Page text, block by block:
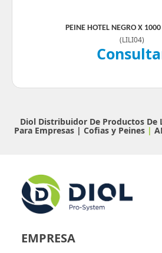
PEINE HOTEL NEGRO X
(LILI04)
Diol Distribuidor De Productos De
Para Empresas | Cofias y Peines |
EMPRESA